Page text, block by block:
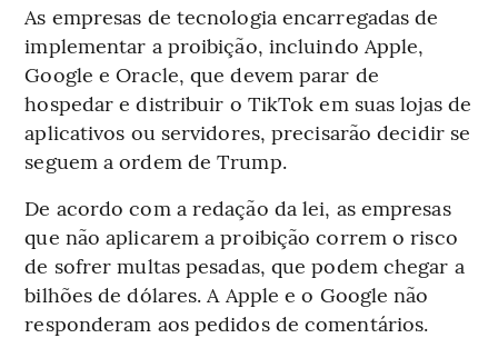
As empresas de tecnologia encarregadas de
implementar a proibição, incluindo Apple,
Google e Oracle, que devem parar de
hospedar e distribuir o TikTok em suas lojas de
aplicativos ou servidores, precisarão decidir se
seguem a ordem de Trump.
De acordo com a redação da lei, as empresas
que não aplicarem a proibição correm o risco
de sofrer multas pesadas, que podem chegar a
bilhões de dólares. A Apple e o Google não
responderam aos pedidos de comentários.